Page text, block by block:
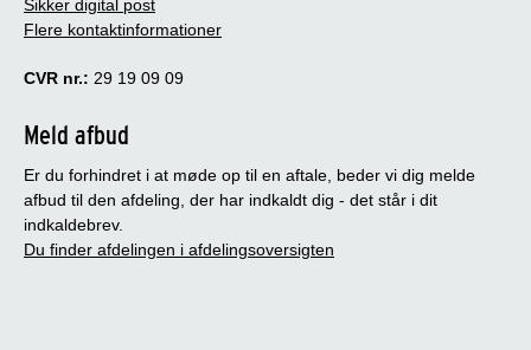
Sikker digital post
Flere kontaktinformationer
CVR nr.: 29 19 09 09
Meld afbud
Er du forhindret i at møde op til en aftale, beder vi dig melde
afbud til den afdeling, der har indkaldt dig - det står i dit
indkaldebrev.
Du finder afdelingen i afdelingsoversigten